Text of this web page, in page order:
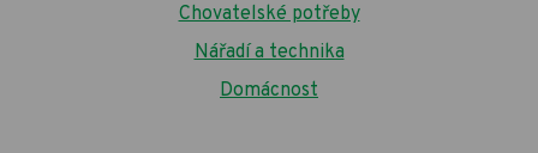
Chovatelské potřeby
Nářadí a technika
Domácnost